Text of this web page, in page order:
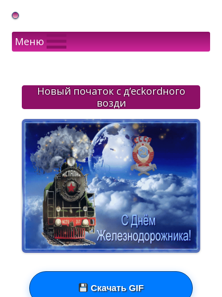
Gif Открытки в подарок
Меню
Новый початок с д’еckordного
возди
Скачать GIF